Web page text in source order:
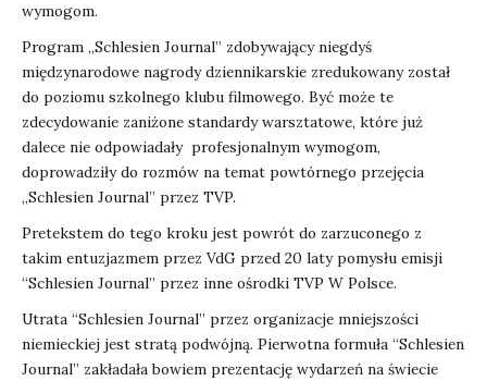
wymogom.
Program „Schlesien Journal” zdobywający niegdyś
międzynarodowe nagrody dziennikarskie zredukowany został
do poziomu szkolnego klubu filmowego. Być może te
zdecydowanie zaniżone standardy warsztatowe, które już
dalece nie odpowiadały profesjonalnym wymogom,
doprowadziły do rozmów na temat powtórnego przejęcia
„Schlesien Journal” przez TVP.
Pretekstem do tego kroku jest powrót do zarzuconego z
takim entuzjazmem przez VdG przed 20 laty pomysłu emisji
“Schlesien Journal” przez inne ośrodki TVP W Polsce.
Utrata “Schlesien Journal” przez organizacje mniejszości
niemieckiej jest stratą podwójną. Pierwotna formuła “Schlesien
Journal” zakładała bowiem prezentację wydarzeń na świecie